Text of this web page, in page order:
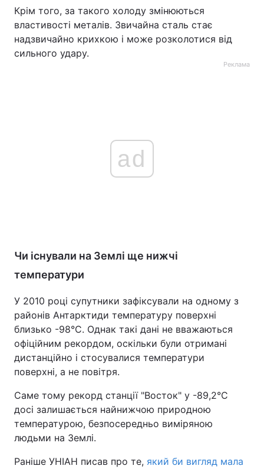
Крім того, за такого холоду змінюються
властивості металів. Звичайна сталь стає
надзвичайно крихкою і може розколотися від
сильного удару.
Реклама
ad
Чи існували на Землі ще нижчі
температури
У 2010 році супутники зафіксували на одному з
районів Антарктиди температуру поверхні
близько -98°C. Однак такі дані не вважаються
офіційним рекордом, оскільки були отримані
дистанційно і стосувалися температури
поверхні, а не повітря.
Саме тому рекорд станції "Восток" у -89,2°C
досі залишається найнижчою природною
температурою, безпосередньо виміряною
людьми на Землі.
Раніше УНІАН писав про те, який би вигляд мала